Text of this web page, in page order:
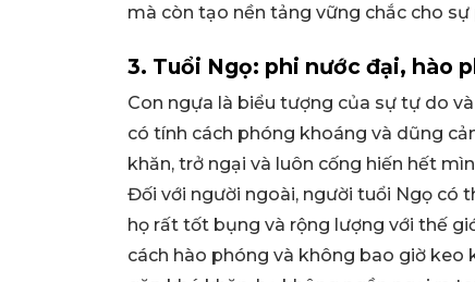
mà còn tạo nền tảng vững chắc cho
3. Tuổi Ngọ: phi nước đại, hào
Con ngựa là biểu tượng của sự tự do
có tính cách phóng khoáng và dũng
khăn, trở ngại và luôn cống hiến hết
Đối với người ngoài, người tuổi Ngọ có
họ rất tốt bụng và rộng lượng với thế
cách hào phóng và không bao giờ keo